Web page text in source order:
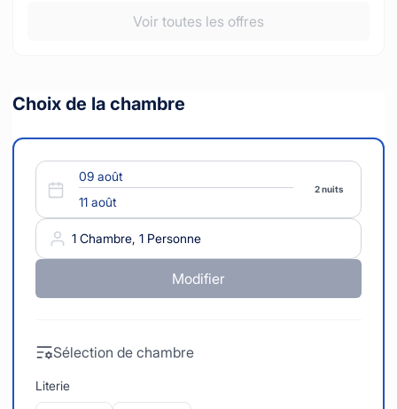
Voir toutes les offres
Choix de la chambre
2 nuits
1 Chambre, 1 Personne
Modifier
Sélection de chambre
Literie